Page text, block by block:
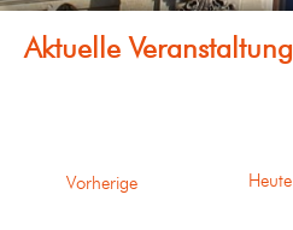
VorherigeVeranstaltungenHeute